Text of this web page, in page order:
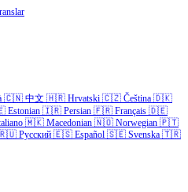
🇨🇳 中文 🇭🇷 Hrvatski 🇨🇿 Čeština 🇩🇰
Estonian 🇮🇷 Persian 🇫🇷 Français 🇩🇪
🇲🇰 Macedonian 🇳🇴 Norwegian 🇵🇹
Русский 🇪🇸 Español 🇸🇪 Svenska 🇹🇷